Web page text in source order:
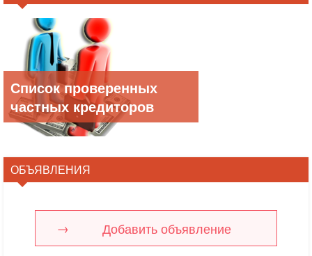
Список проверенных
частных кредиторов
ОБЪЯВЛЕНИЯ
Добавить объявление